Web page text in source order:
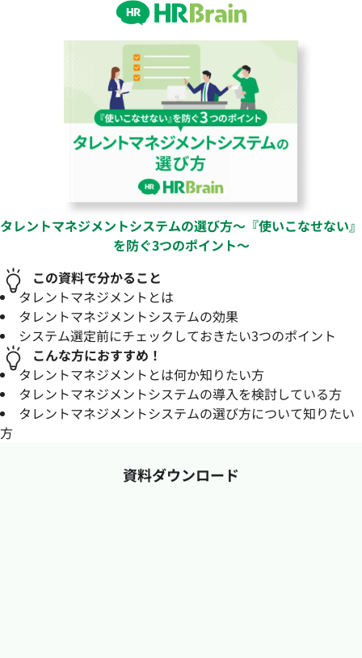
タレントマネジメントシステムの選び方〜『使いこなせない』
を防ぐ3つのポイント〜
この資料で分かること
タレントマネジメントとは
タレントマネジメントシステムの効果
システム選定前にチェックしておきたい3つのポイント
こんな方におすすめ！
タレントマネジメントとは何か知りたい方
タレントマネジメントシステムの導入を検討している方
タレントマネジメントシステムの選び方について知りたい
方
資料ダウンロード